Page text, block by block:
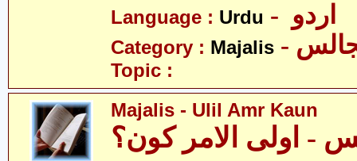
Language : Urdu
Category : Majalis
Topic :
Majalis - Ulil Amr Kaun
- اولی الامر کون؟